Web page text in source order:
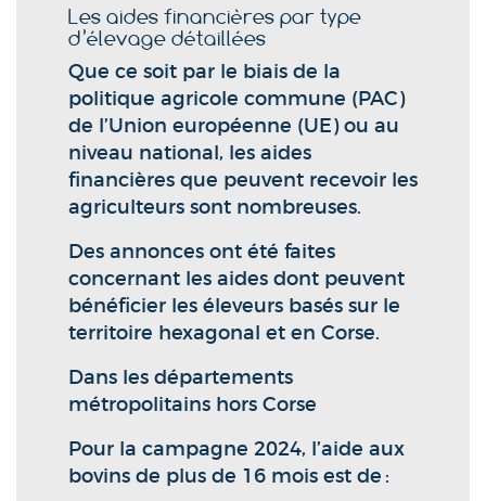
Les aides financières par type
d’élevage détaillées
Que ce soit par le biais de la
politique agricole commune (PAC)
de l’Union européenne (UE) ou au
niveau national, les aides
financières que peuvent recevoir les
agriculteurs sont nombreuses.
Des annonces ont été faites
concernant les aides dont peuvent
bénéficier les éleveurs basés sur le
territoire hexagonal et en Corse.
Dans les départements
métropolitains hors Corse
Pour la campagne 2024, l’aide aux
bovins de plus de 16 mois est de :